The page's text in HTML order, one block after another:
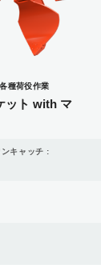
種荷役作業
ット with マ
キャッチ :